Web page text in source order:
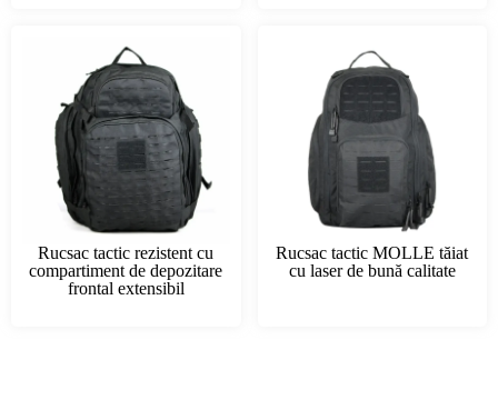
Rucsac tactic rezistent cu
compartiment de depozitare
frontal extensibil
Rucsac tactic MOLLE tăiat
cu laser de bună calitate